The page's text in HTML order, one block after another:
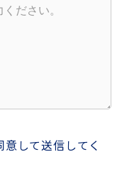
して送信してく